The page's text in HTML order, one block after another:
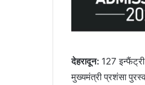
देहरादून: 127
मुख्यमंत्री प्रशंसा